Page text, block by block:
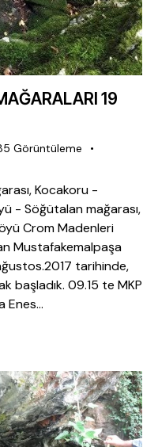
19
Görüntüleme
Kocakoru -
- Söğütalan mağarası,
Crom Madenleri
Mustafakemalpaşa
tarihinde,
başladık. 09.15 te MKP
Enes…